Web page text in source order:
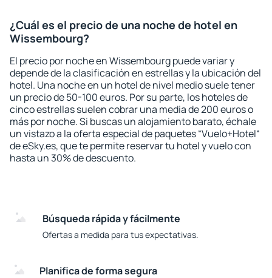
¿Cuál es el precio de una noche de hotel en
Wissembourg?
El precio por noche en Wissembourg puede variar y
depende de la clasificación en estrellas y la ubicación del
hotel. Una noche en un hotel de nivel medio suele tener
un precio de 50-100 euros. Por su parte, los hoteles de
cinco estrellas suelen cobrar una media de 200 euros o
más por noche. Si buscas un alojamiento barato, échale
un vistazo a la oferta especial de paquetes “Vuelo+Hotel“
de eSky.es, que te permite reservar tu hotel y vuelo con
hasta un 30% de descuento.
Búsqueda rápida y fácilmente
Ofertas a medida para tus expectativas.
Planifica de forma segura